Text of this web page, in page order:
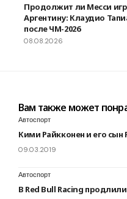
Продолжит ли Месси
Аргентину: Клаудио
после ЧМ-2026
08.08.2026
Вам также может
Автоспорт
Кими Райкконен и его сын
09.03.2019
Автоспорт
В Red Bull Racing